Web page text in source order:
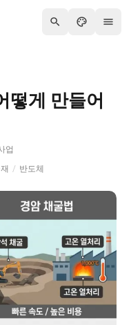
떻게 만들어
업
/ 반도체